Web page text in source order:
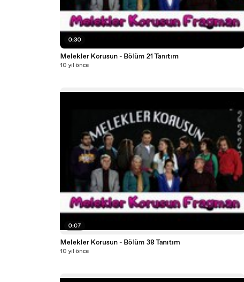
0:30
Melekler Korusun - Bölüm 21 Tanıtım
10 yıl önce
0:07
Melekler Korusun - Bölüm 38 Tanıtım
10 yıl önce